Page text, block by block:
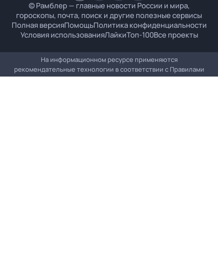
© Рамблер — главные новости России и мира,
гороскопы, почта, поиск и другие полезные сервисы
Полная версияПомощьПолитика конфиденциальности
Условия использованияЛайкиТоп-100Все проекты
На информационном ресурсе применяются
рекомендательные технологии в соответствии с Правилами